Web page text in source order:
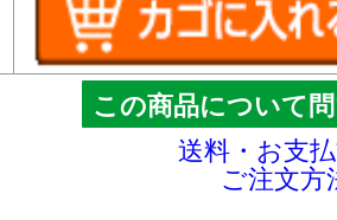
この商品について
送料・お支
ご注文方